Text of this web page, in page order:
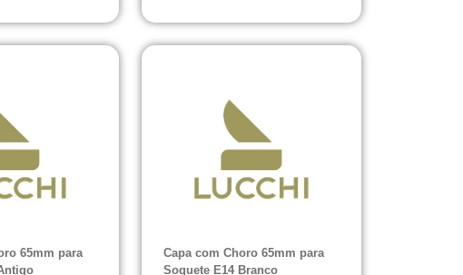
65mm para
Capa com Choro 65mm para
Soquete E14 Branco